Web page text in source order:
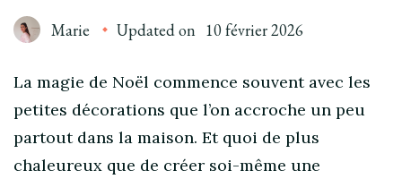
Marie Updated on 10 février 2026
La magie de Noël commence souvent avec les
petites décorations que l’on accroche un peu
partout dans la maison. Et quoi de plus
chaleureux que de créer soi-même une